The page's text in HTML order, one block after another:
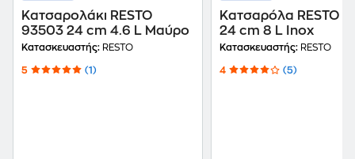
Κατσαρολάκι RESTO
93503 24 cm 4.6 L Μαύρο
Κατασκευαστής: RESTO
5 (1)
Κατσαρόλα RESTO
24 cm 8 L Inox
Κατασκευαστής: RESTO
4 (5)